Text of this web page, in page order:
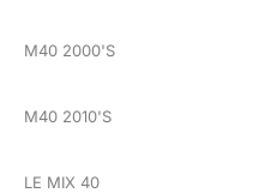
M40 2000'S
M40 2010'S
LE MIX 40